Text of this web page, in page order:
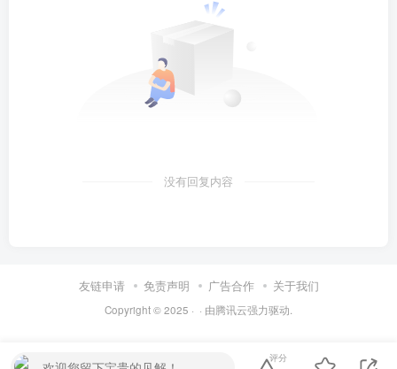
没有回复内容
友链申请 免责声明 广告合作 关于我们
Copyright © 2025 · · 由腾讯云强力驱动.
评分